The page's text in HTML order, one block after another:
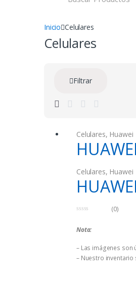
a
:
Inicio Celulares
Celulares
Filtrar
Celulares, Huawei
Celulares, Huawei
e
(0)
Nota:
– Las imágenes son
– Nuestro